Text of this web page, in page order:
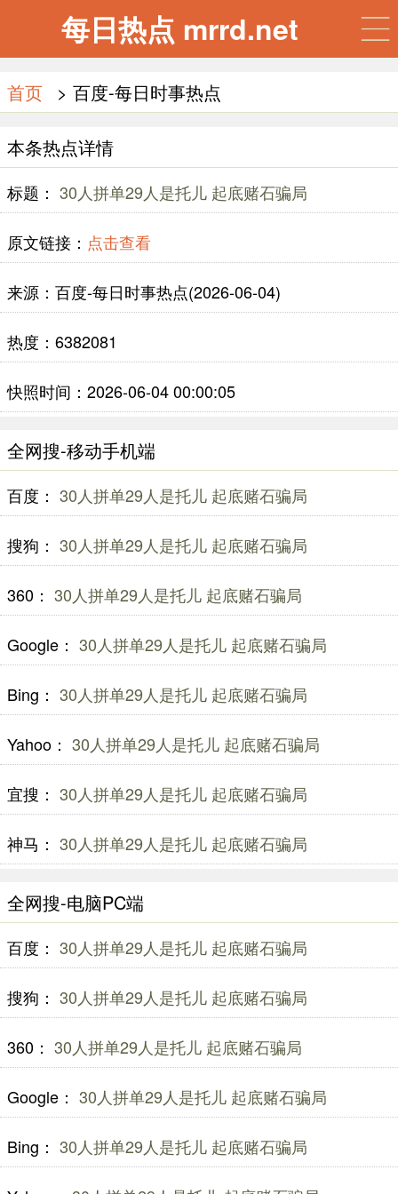
每日热点 mrrd.net
首页 > 百度-每日时事热点
本条热点详情
标题： 30人拼单29人是托儿 起底赌石骗局
原文链接： 点击查看
来源：百度-每日时事热点(2026-06-04)
热度：6382081
快照时间：2026-06-04 00:00:05
全网搜-移动手机端
百度： 30人拼单29人是托儿 起底赌石骗局
搜狗： 30人拼单29人是托儿 起底赌石骗局
360： 30人拼单29人是托儿 起底赌石骗局
Google： 30人拼单29人是托儿 起底赌石骗局
Bing： 30人拼单29人是托儿 起底赌石骗局
Yahoo： 30人拼单29人是托儿 起底赌石骗局
宜搜： 30人拼单29人是托儿 起底赌石骗局
神马： 30人拼单29人是托儿 起底赌石骗局
全网搜-电脑PC端
百度： 30人拼单29人是托儿 起底赌石骗局
搜狗： 30人拼单29人是托儿 起底赌石骗局
360： 30人拼单29人是托儿 起底赌石骗局
Google： 30人拼单29人是托儿 起底赌石骗局
Bing： 30人拼单29人是托儿 起底赌石骗局